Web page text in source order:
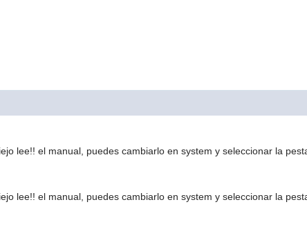
lee!! el manual, puedes cambiarlo en system y seleccionar la
lee!! el manual, puedes cambiarlo en system y seleccionar la